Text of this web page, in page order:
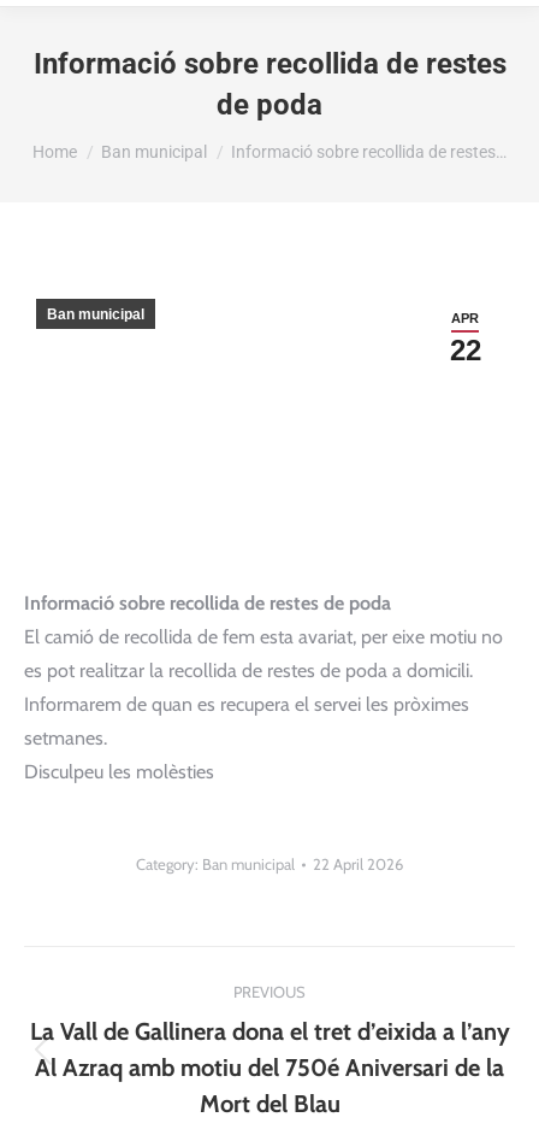
Informació sobre recollida de restes
de poda
You are here:
Home Ban municipal Informació sobre recollida de restes…
APR
22
Ban municipal
Informació sobre recollida de restes de poda
El camió de recollida de fem esta avariat, per eixe motiu no
es pot realitzar la recollida de restes de poda a domicili.
Informarem de quan es recupera el servei les pròximes
setmanes.
Disculpeu les molèsties
Category: Ban municipal 22 April 2026
navigation
PREVIOUS
Previous
post:
La Vall de Gallinera dona el tret d’eixida a l’any
Al Azraq amb motiu del 750é Aniversari de la
Mort del Blau